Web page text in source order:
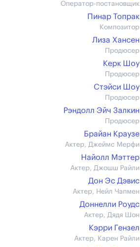
Оператор-постановщик
Пинар Топрак
Композитор
Лиза Хансен
Продюсер
Керк Шоу
Продюсер
Стэйси Шоу
Продюсер
Рэндолл Эйч Залкин
Продюсер
Брайан Краузе
Актер, Джеймс Мерфи
Найолл Мэттер
Актер, Джошш Райли
Дон Эс Дэвис
Актер, Нейл Чапмен
Доннелли Роудс
Актер, Дядя Шон
Кэрри Гензел
Актер, Карен Райли